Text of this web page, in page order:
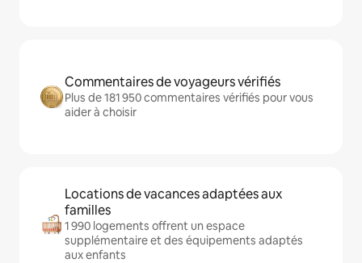
Commentaires de voyageurs vérifiés
Plus de 181 950 commentaires vérifiés pour vous
aider à choisir
Locations de vacances adaptées aux
familles
1 990 logements offrent un espace
supplémentaire et des équipements adaptés
aux enfants